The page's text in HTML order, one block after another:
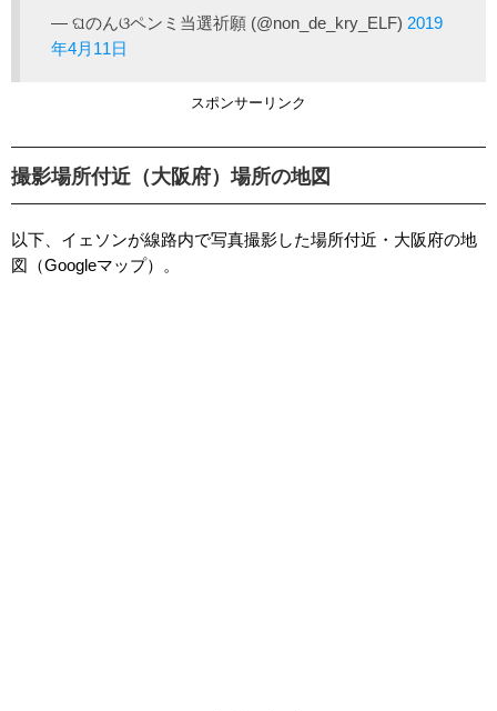
— ଘのんଓペンミ当選祈願 (@non_de_kry_ELF) 2019
年4月11日
スポンサーリンク
撮影場所付近（大阪府）場所の地図
以下、イェソンが線路内で写真撮影した場所付近・大阪府の地
図（Googleマップ）。